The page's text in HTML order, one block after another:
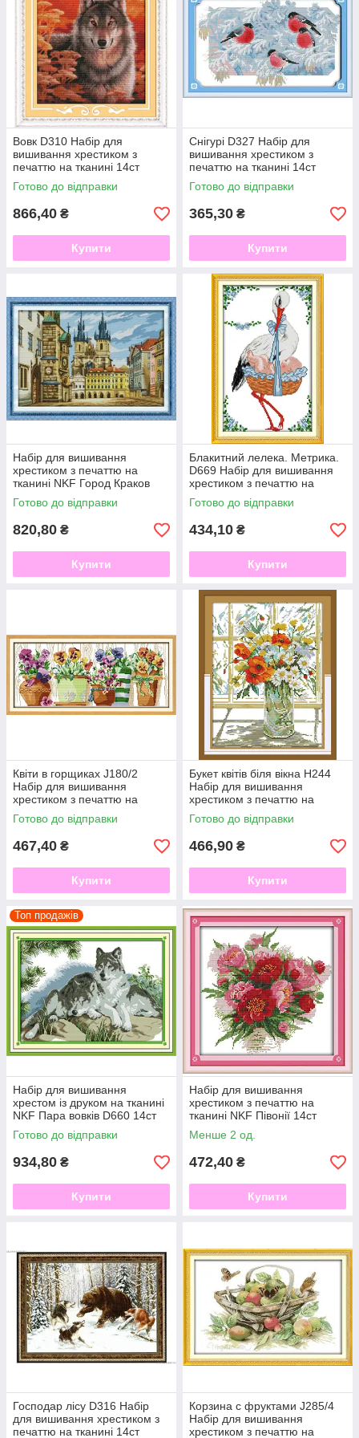
Позитивний відгук від Анни 08.12.2021 р:"Товар
відповідає заявленим характеристикам. Канва щільна,
малюнок на канві чіткий, всі кольори ниточок в комплекті.
Відправили в той же день, на наступний вже отримала. Всім
задоволена"
Вовк D310 Набір для
вишивання хрестиком з
печаттю на тканині 14ст
Готово до відправки
866,40 ₴
Купити
Снігурі D327 Набір для
вишивання хрестиком з
печаттю на тканині 14ст
Готово до відправки
365,30 ₴
Купити
Набір для вишивання
хрестиком з печаттю на
тканині NKF Город Краков
14ст F238
Готово до відправки
820,80 ₴
Купити
Блакитний лелека. Метрика.
D669 Набір для вишивання
хрестиком з печаттю на
тканині 14ст
Готово до відправки
434,10 ₴
Купити
Квіти в горщиках J180/2
Набір для вишивання
хрестиком з печаттю на
тканині 14ст
Готово до відправки
467,40 ₴
Купити
Букет квітів біля вікна H244
Набір для вишивання
хрестиком з печаттю на
тканині 14ст
Готово до відправки
466,90 ₴
Купити
Топ продажів
Набір для вишивання
хрестом із друком на тканині
NKF Пара вовків D660 14ст
Готово до відправки
934,80 ₴
Купити
Набір для вишивання
хрестиком з печаттю на
тканині NKF Півонії 14ст
H605
Менше 2 од.
472,40 ₴
Купити
Господар лісу D316 Набір
для вишивання хрестиком з
печаттю на тканині 14ст
Корзина с фруктами J285/4
Набір для вишивання
хрестиком з печаттю на